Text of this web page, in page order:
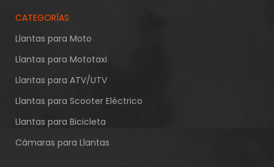
CATEGORÍAS
Llantas para Moto
Llantas para Mototaxi
Llantas para ATV/UTV
Llantas para Scooter Eléctrico
Llantas para Bicicleta
Cámaras para Llantas